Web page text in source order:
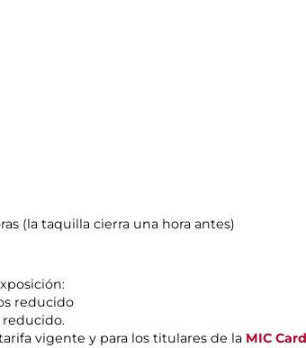
(la taquilla cierra una hora antes)
reducido
reducido.
vigente y para los titulares de la MIC Card